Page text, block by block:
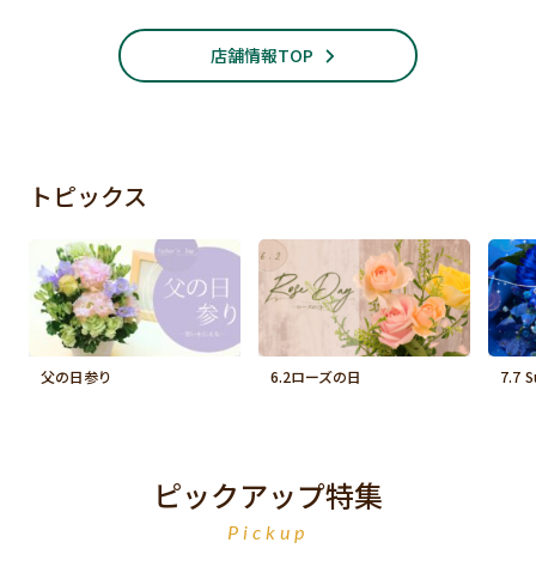
店舗情報TOP
トピックス
父の日参り 6.2ローズの日 7.7
ピックアップ特集
Pickup